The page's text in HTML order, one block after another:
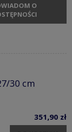
O
30 cm
351,90 zł